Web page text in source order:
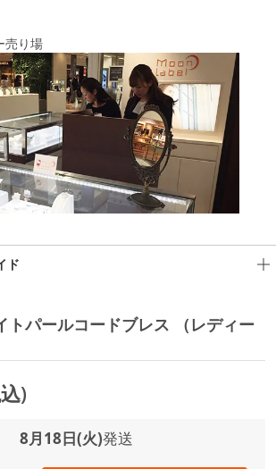
売り場
ド
トパールコードブレス （レディー
)
8月18日(火)発送